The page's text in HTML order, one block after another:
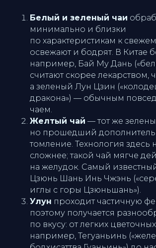
Белый и зеленый чаи
минимально и близки
по характеристикам к
освежают и бодрят. В Китае
например, Бай Му Дань
считают скорее лекарством,
а зеленый Лун Цзин
дракона») — обычным
чаем.
Желтый чай — тот же
но прошедший
томление. Технология здесь
сложнее; такой чай мягче
на желудок. Самый
Цзюнь Шань Инь Чжэнь
иглы с горы Цзюньшань»).
Улун проходит частичную
поэтому получается
по вкусу: от легких
например, Тегуаньинь